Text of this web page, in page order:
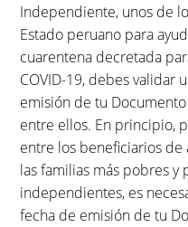
Independiente, unos de
Estado peruano para
cuarentena decretada
COVID-19, debes validar
emisión de tu
entre ellos. En principio,
entre los beneficiarios
las familias más pobres y
independientes, es
fecha de emisión de tu